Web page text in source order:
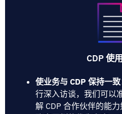
CDP 使
使业务与 CDP 保持一致
行深入访谈，我们可以
解 CDP 合作伙伴的能